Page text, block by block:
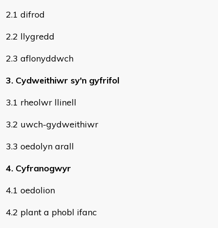
2.1 difrod
2.2 llygredd
2.3 aflonyddwch
3. Cydweithiwr sy'n gyfrifol
3.1 rheolwr llinell
3.2 uwch-gydweithiwr
3.3 oedolyn arall
4. Cyfranogwyr
4.1 oedolion
4.2 plant a phobl ifanc